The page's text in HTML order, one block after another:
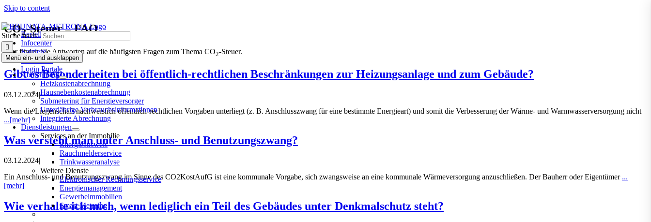
Skip to content
Bestellen
Infocenter
Karriere
Bewohner
Login Portale
Suche nach:
Menü ein- und ausklappen
Abrechnung
Heizkostenabrechnung
Hausneben­kosten­abrechnung
Submetering für Energieversorger
Unterjährige Verbrauchsinformationen
Integrierte Abrechnung
Dienstleistungen
Services an der Immobilie
Energieausweis
Rauchmelderservice
Trinkwasseranalyse
Weitere Dienste
Elektronischer Rechnungsservice
Energiemanagement
Gewerbeimmobilien
Smart Metering
CO2-Steuer – FAQ
Hier finden Sie Antworten auf die häufigsten Fragen zum Thema CO2-Steuer.
Gibt es Besonderheiten bei öffentlich-rechtlichen Beschränkungen zur Heizungsanlage und zum Gebäude?
03.12.2024|
Wenn die Liegenschaft nachweislich öffentlich-rechtlichen Vorgaben unterliegt (z. B. Anschlusszwang für eine bestimmte Energieart) und somit die Verbesserung der Wärme- und Warmwasserversorgung nicht
...[mehr]
Was versteht man unter Anschluss- und Benutzungszwang?
03.12.2024|
Ein Anschluss- und Benutzungszwang im Sinne des CO2KostAufG ist eine kommunale Vorgabe, sich zwangsweise an eine kommunale Wärmeversorgung anzuschließen. Der Bauherr oder Eigentümer ...
[mehr]
Wie verhalte ich mich, wenn lediglich ein Teil des Gebäudes unter Denkmalschutz steht?